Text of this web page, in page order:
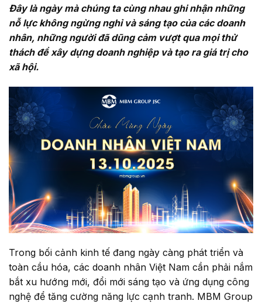
Đây là ngày mà chúng ta cùng nhau ghi nhận những
nỗ lực không ngừng nghỉ và sáng tạo của các doanh
nhân, những người đã dũng cảm vượt qua mọi thử
thách để xây dựng doanh nghiệp và tạo ra giá trị cho
xã hội.
Trong bối cảnh kinh tế đang ngày càng phát triển và
toàn cầu hóa, các doanh nhân Việt Nam cần phải nắm
bắt xu hướng mới, đổi mới sáng tạo và ứng dụng công
nghệ để tăng cường năng lực cạnh tranh. MBM Group